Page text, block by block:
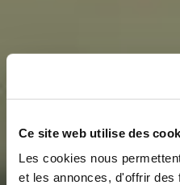
Ce site web utilise des
Les cookies nous
et les annonces, d'offrir des